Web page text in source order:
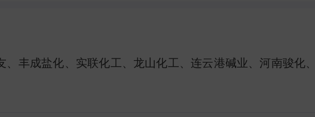
丰成盐化、实联化工、龙山化工、连云港碱业、河南骏化